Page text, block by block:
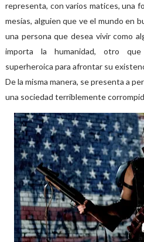
representa, con varios matices, una
mesías, alguien que ve el mundo en
una persona que desea vivir como
importa la humanidad, otro
superheroica para afrontar su
De la misma manera, se presenta a
una sociedad terriblemente